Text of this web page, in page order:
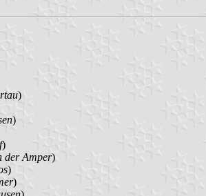
)
)
)
der Amper)
)
)